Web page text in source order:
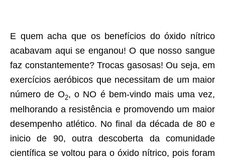
E quem acha que os benefícios do óxido nítrico
acabavam aqui se enganou! O que nosso sangue
faz constantemente? Trocas gasosas! Ou seja, em
exercícios aeróbicos que necessitam de um maior
número de O2, o NO é bem-vindo mais uma vez,
melhorando a resistência e promovendo um maior
desempenho atlético. No final da década de 80 e
inicio de 90, outra descoberta da comunidade
científica se voltou para o óxido nítrico, pois foram